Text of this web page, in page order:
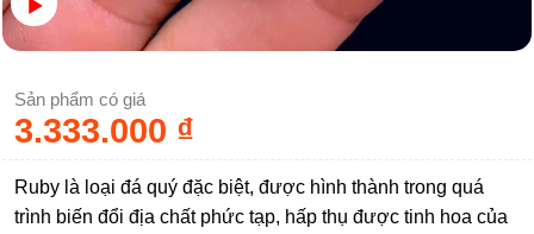
Sản phẩm có giá
3.333.000 ₫
Ruby là loại đá quý đặc biệt, được hình thành trong quá
trình biến đổi địa chất phức tạp, hấp thụ được tinh hoa của